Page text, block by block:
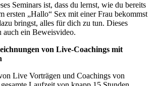
Seminars ist, dass du lernst, wie du bereits
ersten „Hallo“ Sex mit einer Frau bekommst
bringst, alles für dich zu tun. Dieses
auch ein Beweisvideo.
von Live-Coachings mit
Live Vorträgen und Coachings von